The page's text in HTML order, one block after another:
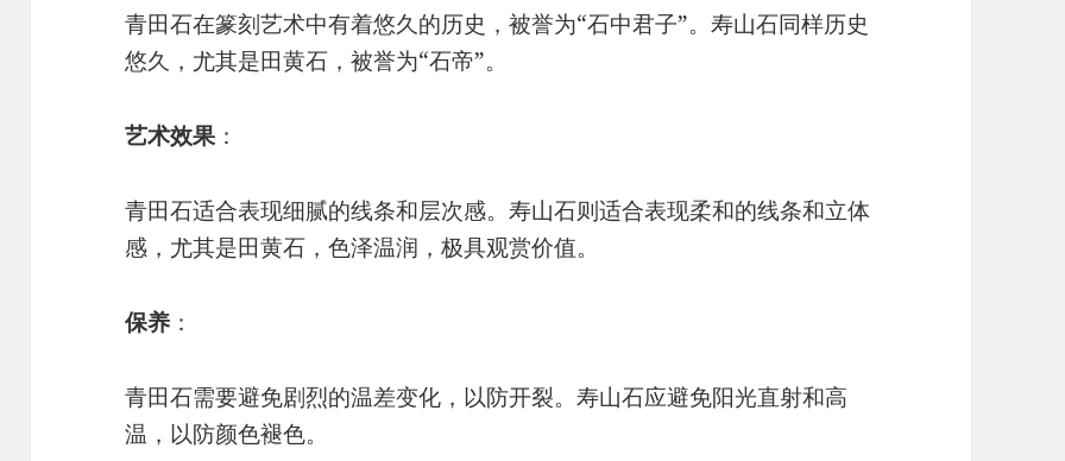
青田石在篆刻艺术中有着悠久的历史，被誉为“石中君子”。寿山石同样历史
悠久，尤其是田黄石，被誉为“石帝”。
艺术效果：
青田石适合表现细腻的线条和层次感。寿山石则适合表现柔和的线条和立体
感，尤其是田黄石，色泽温润，极具观赏价值。
保养 ：
青田石需要避免剧烈的温差变化，以防开裂。寿山石应避免阳光直射和高
温，以防颜色褪色。